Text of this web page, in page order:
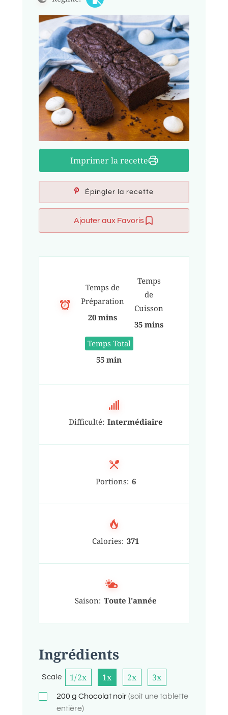
Imprimer la recette
Épingler la recette
Ajouter aux Favoris
Temps de
Préparation
20 mins
Temps
de
Cuisson
35 mins
Temps Total
55 min
Difficulté: Intermédiaire
Portions: 6
Calories: 371
Saison: Toute l'année
Ingrédients
Scale 1/2x 1x 2x 3x
200 g Chocolat noir(soit une tablette
entière)